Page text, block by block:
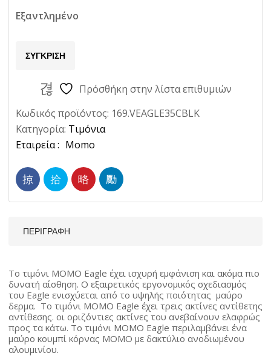
Εξαντλημένο
ΣΎΓΚΡΙΣΗ
Πρόσθήκη στην λίστα επιθυμιών
Κωδικός προϊόντος: 169.VEAGLE35CBLK
Κατηγορία: Τιμόνια
Ετικέτα:
Momo
ΠΕΡΙΓΡΑΦΉ
Το τιμόνι MOMO Eagle έχει ισχυρή εμφάνιση και ακόμα πιο
δυνατή αίσθηση. Ο εξαιρετικός εργονομικός σχεδιασμός
του Eagle ενισχύεται από το υψηλής ποιότητας μαύρο
δερμα. Το τιμόνι MOMO Eagle έχει τρεις ακτίνες αντίθετης
αντίθεσης. οι οριζόντιες ακτίνες του ανεβαίνουν ελαφρώς
προς τα κάτω. Το τιμόνι MOMO Eagle περιλαμβάνει ένα
μαύρο κουμπί κόρνας MOMO με δακτύλιο ανοδιωμένου
αλουμινίου.